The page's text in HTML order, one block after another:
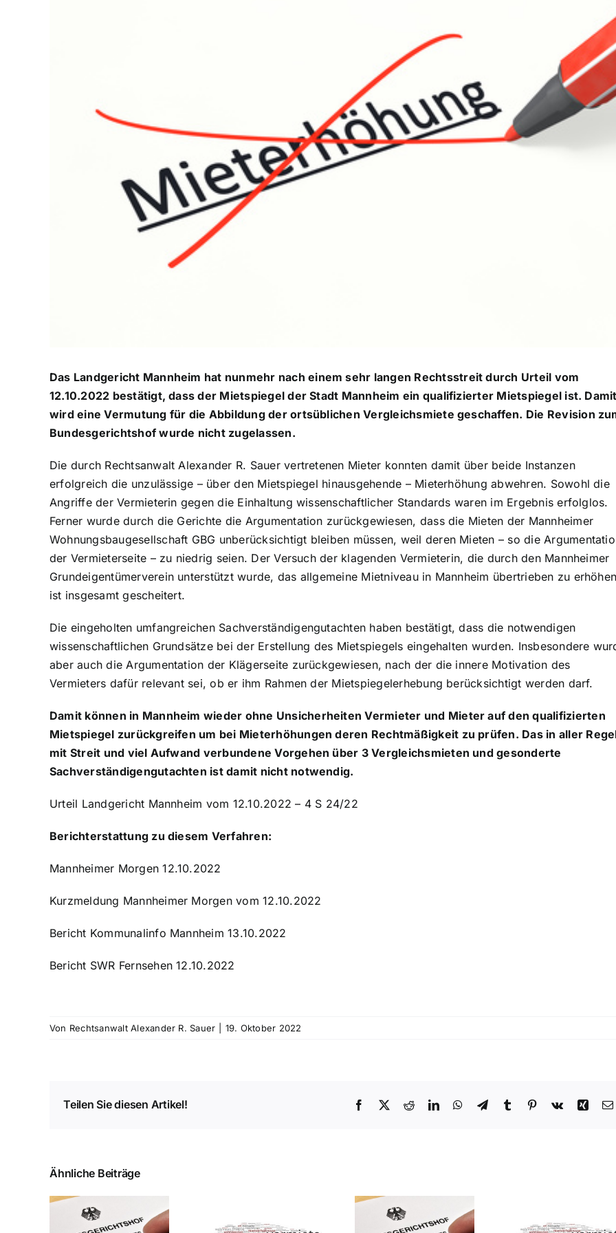
Das Landgericht Mannheim hat nunmehr nach einem sehr langen Rechtsstreit durch Urteil vom
12.10.2022 bestätigt, dass der Mietspiegel der Stadt Mannheim ein qualifizierter Mietspiegel ist.
wird eine Vermutung für die Abbildung der ortsüblichen Vergleichsmiete geschaffen. Die Revision
Bundesgerichtshof wurde nicht zugelassen.
Die durch Rechtsanwalt Alexander R. Sauer vertretenen Mieter konnten damit über beide Instanzen
erfolgreich die unzulässige – über den Mietspiegel hinausgehende – Mieterhöhung abwehren. Sowohl die
Angriffe der Vermieterin gegen die Einhaltung wissenschaftlicher Standards waren im Ergebnis erfolglos.
Ferner wurde durch die Gerichte die Argumentation zurückgewiesen, dass die Mieten der Mannheimer
Wohnungsbaugesellschaft GBG unberücksichtigt bleiben müssen, weil deren Mieten – so die
der Vermieterseite – zu niedrig seien. Der Versuch der klagenden Vermieterin, die durch den Mannheimer
Grundeigentümerverein unterstützt wurde, das allgemeine Mietniveau in Mannheim übertrieben zu
ist insgesamt gescheitert.
Die eingeholten umfangreichen Sachverständigengutachten haben bestätigt, dass die notwendigen
wissenschaftlichen Grundsätze bei der Erstellung des Mietspiegels eingehalten wurden. Insbesondere
aber auch die Argumentation der Klägerseite zurückgewiesen, nach der die innere Motivation des
Vermieters dafür relevant sei, ob er ihm Rahmen der Mietspiegelerhebung berücksichtigt werden darf.
Damit können in Mannheim wieder ohne Unsicherheiten Vermieter und Mieter auf den qualifizierten
Mietspiegel zurückgreifen um bei Mieterhöhungen deren Rechtmäßigkeit zu prüfen. Das in aller
mit Streit und viel Aufwand verbundene Vorgehen über 3 Vergleichsmieten und gesonderte
Sachverständigengutachten ist damit nicht notwendig.
Urteil Landgericht Mannheim vom 12.10.2022 – 4 S 24/22
Berichterstattung zu diesem Verfahren:
Mannheimer Morgen 12.10.2022
Kurzmeldung Mannheimer Morgen vom 12.10.2022
Bericht Kommunalinfo Mannheim 13.10.2022
Bericht SWR Fernsehen 12.10.2022
Von Rechtsanwalt Alexander R. Sauer 19. Oktober 2022
Teilen Sie diesen Artikel! Facebook
X RedditLinkedInWhatsApp
TelegramTumblr Pinterest
Vk Xing
Ähnliche Beiträge
Mietzahlung trotz